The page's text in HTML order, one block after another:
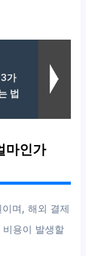
가
법
마인가
며, 해외 결제
용이 발생할